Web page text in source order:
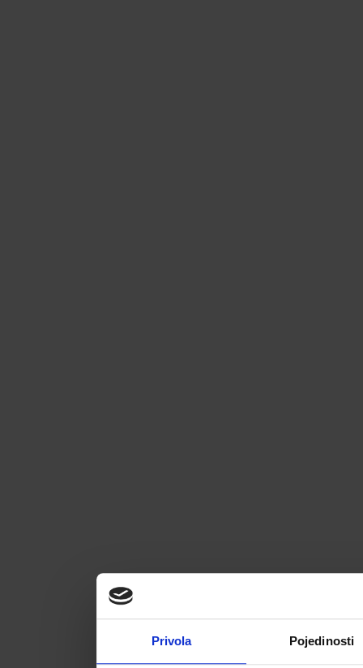
Privola Pojedinosti